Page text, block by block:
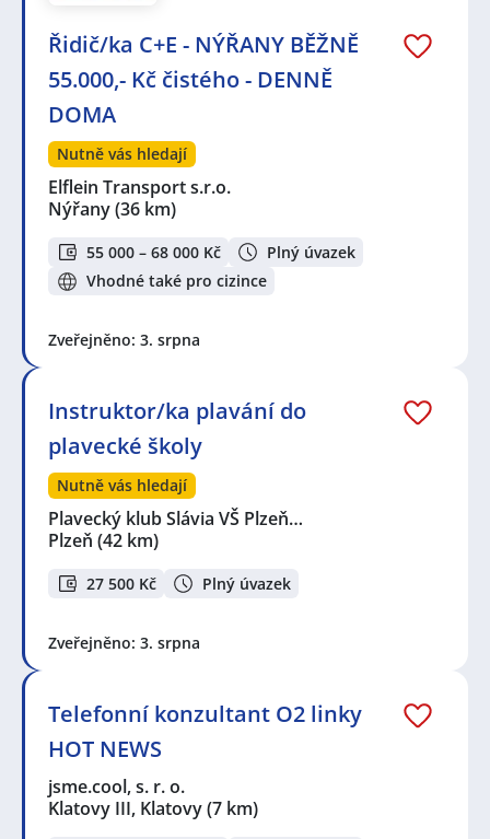
Řidič/ka C+E - NÝŘANY BĚŽNĚ
55.000,- Kč čistého - DENNĚ
DOMA
Nutně vás hledají
Elflein Transport s.r.o.
Nýřany(36 km)
55 000 – 68 000 Kč
Plný úvazek
Vhodné také pro cizince
Zveřejněno: 3. srpna
Instruktor/ka plavání do
plavecké školy
Nutně vás hledají
Plavecký klub Slávia VŠ Plzeň…
Plzeň (42 km)
27 500 Kč Plný úvazek
Zveřejněno: 3. srpna
Telefonní konzultant O2 linky
HOT NEWS
jsme.cool, s. r. o.
Klatovy III, Klatovy(7 km)